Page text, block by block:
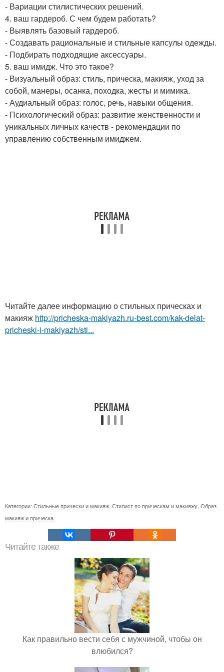
- Вариации стилистических решений.
4. ваш гардероб. С чем будем работать?
- Выявлять базовый гардероб.
- Создавать рациональные и стильные капсулы одежды.
- Подбирать подходящие аксессуары.
5. ваш имидж. Что это такое?
- Визуальный образ: стиль, прическа, макияж, уход за
собой, манеры, осанка, походка, жесты и мимика.
- Аудиальный образ: голос, речь, навыки общения.
- Психологический образ: развитие женственности и
уникальных личных качеств - рекомендации по
управлению собственным имиджем.
Читайте далее информацию о стильных прическах и
макияж http://pricheska-makiyazh.ru-best.com/kak-delat-
pricheski-i-makiyazh/sti...
Категории: Стильные прически и макияж Стилист по прическам и макияжу Образ
макияж и прическа
Читайте также
Как правильно вести себя с мужчиной, чтобы он
влюбился?